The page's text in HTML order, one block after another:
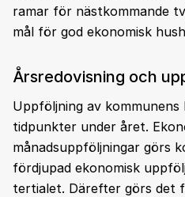
ramar för nästkommande
mål för god ekonomisk
Årsredovisning och
Uppföljning av
tidpunkter under året.
månadsuppföljningar görs
fördjupad ekonomisk
tertialet. Därefter görs det